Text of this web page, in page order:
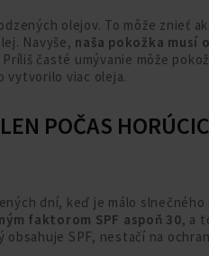
olejov. To môže znieť
Navyše, naša pokožka musí
časté umývanie môže
vytvorilo viac oleja.
POČAS
dní, keď je málo
faktorom SPF aspoň 30, a
SPF, nestačí na